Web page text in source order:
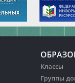
Классы
Группы